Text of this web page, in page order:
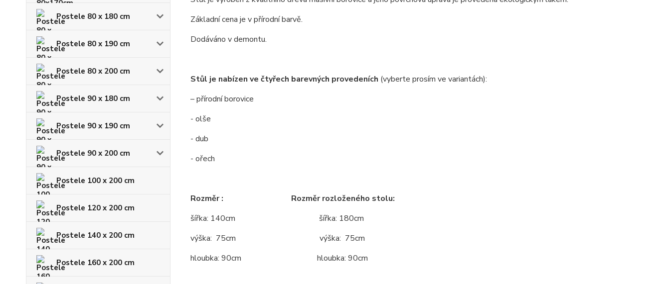
Postele 80 x 180 cm
Postele 80 x 190 cm
Postele 80 x 200 cm
Postele 90 x 180 cm
Postele 90 x 190 cm
Postele 90 x 200 cm
Postele 100 x 200 cm
Postele 120 x 200 cm
Postele 140 x 200 cm
Postele 160 x 200 cm
Základní cena je v přírodní barvě.
Dodáváno v demontu.
Stůl je nabízen ve čtyřech barevných provedeních (vyberte prosím ve variantách):
– přírodní borovice
- olše
- dub
- ořech
Rozměr : Rozměr rozloženého stolu:
šířka: 140cm šířka: 180cm
výška: 75cm výška: 75cm
hloubka: 90cm hloubka: 90cm